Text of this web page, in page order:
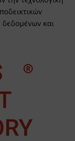
δεδομένων και